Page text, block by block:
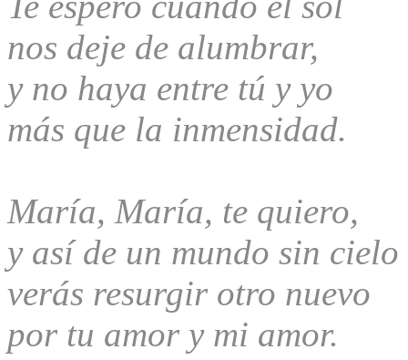
nos deje de alumbrar,
y no haya entre tú y yo
más que la inmensidad.
María, María, te quiero,
y así de un mundo sin cielo
verás resurgir otro nuevo
por tu amor y mi amor.